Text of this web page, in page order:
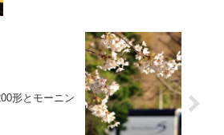
形とモーニン